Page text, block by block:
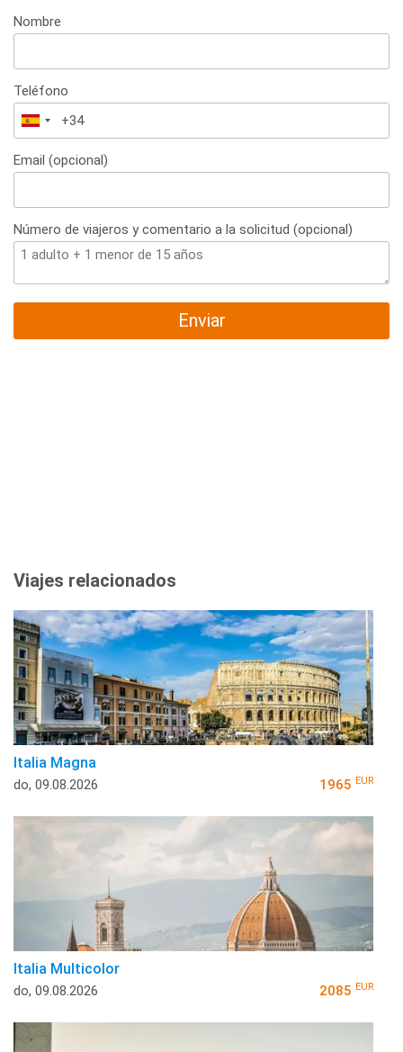
Nombre
Teléfono
España
+34
Email (opcional)
Número de viajeros y comentario a la solicitud (opcional)
Enviar
Viajes relacionados
Italia Magna
do, 09.08.2026 1965 EUR
Italia Multicolor
do, 09.08.2026 2085 EUR